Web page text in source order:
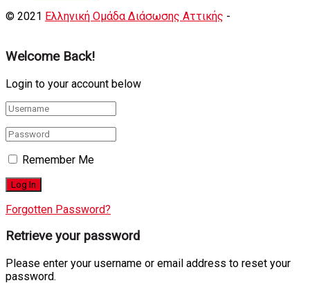
© 2021 Ελληνική Ομάδα Διάσωσης Αττικής -
Welcome Back!
Login to your account below
Remember Me
Forgotten Password?
Retrieve your password
Please enter your username or email address to reset your
password.